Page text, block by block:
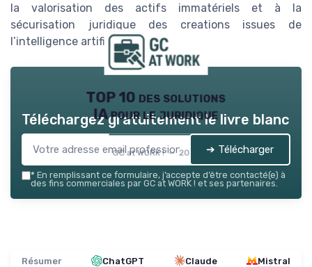
la valorisation des actifs immatériels et à la
sécurisation juridique des creations issues de
l’intelligence artificielle generative.
TOP 10 des solutions
IA pour le juridique
GC at WORK ! — 2026
Téléchargez gratuitement le livre blanc
➔ Télécharger
* En remplissant ce formulaire, j’accepte d’être contacté(e) à
des fins commerciales par GC at WORK ! et ses partenaires.
Résumer ChatGPT Claude Mistral